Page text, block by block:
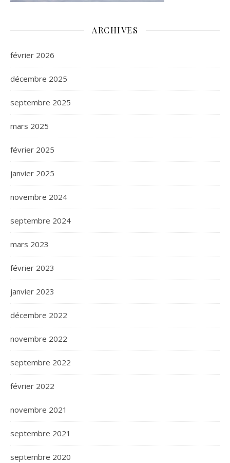
ARCHIVES
février 2026
décembre 2025
septembre 2025
mars 2025
février 2025
janvier 2025
novembre 2024
septembre 2024
mars 2023
février 2023
janvier 2023
décembre 2022
novembre 2022
septembre 2022
février 2022
novembre 2021
septembre 2021
septembre 2020